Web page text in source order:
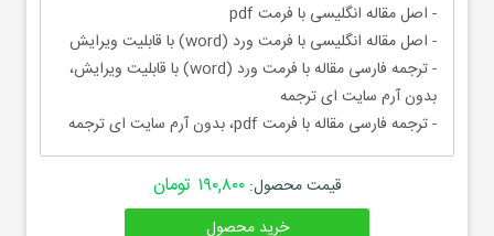
- اصل مقاله انگلیسی با فرمت pdf
- اصل مقاله انگلیسی با فرمت ورد (word) با قابلیت ویرایش
- ترجمه فارسی مقاله با فرمت ورد (word) با قابلیت ویرایش،
بدون آرم سایت ای ترجمه
- ترجمه فارسی مقاله با فرمت pdf، بدون آرم سایت ای ترجمه
قیمت محصول:۱۹۰,۸۰۰ تومان
خرید محصول